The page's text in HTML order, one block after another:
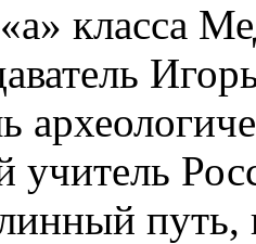
класса
учитель